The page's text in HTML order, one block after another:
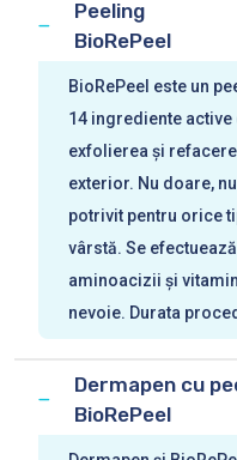
Peeling
BioRePeel
BioRePeel este un
14 ingrediente
exfolierea și
exterior. Nu doare,
potrivit pentru orice
vârstă. Se
aminoacizii și
nevoie. Durata
Dermapen cu
BioRePeel